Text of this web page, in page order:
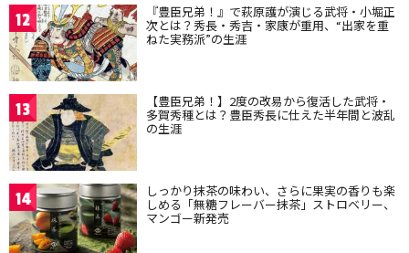
12 『豊臣兄弟！』で萩原護が演じる武将・小堀正
次とは？秀長・秀吉・家康が重用、“出家を重
ねた実務派”の生涯
13 【豊臣兄弟！】2度の改易から復活した武将・
多賀秀種とは？豊臣秀長に仕えた半年間と波乱
の生涯
14 しっかり抹茶の味わい、さらに果実の香りも楽
しめる「無糖フレーバー抹茶」ストロベリー、
マンゴー新発売